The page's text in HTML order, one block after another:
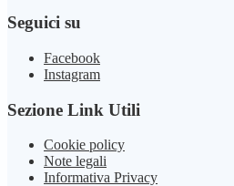
Seguici su
Facebook
Instagram
Sezione Link Utili
Cookie policy
Note legali
Informativa Privacy